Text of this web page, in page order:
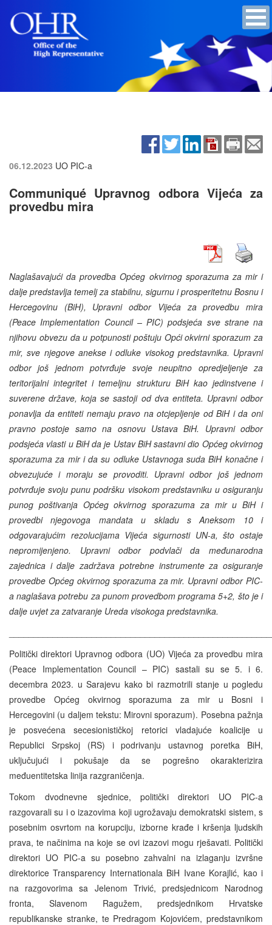
06.12.2023 UO PIC-a
Communiqué Upravnog odbora Vijeća za
provedbu mira
Naglašavajući da provedba Općeg okvirnog sporazuma za mir i
dalje predstavlja temelj za stabilnu, sigurnu i prosperitetnu Bosnu i
Hercegovinu (BiH), Upravni odbor Vijeća za provedbu mira
(Peace Implementation Council – PIC) podsjeća sve strane na
njihovu obvezu da u potpunosti poštuju Opći okvirni sporazum za
mir, sve njegove anekse i odluke visokog predstavnika. Upravni
odbor još jednom potvrđuje svoje neupitno opredjeljenje za
teritorijalni integritet i temeljnu strukturu BiH kao jedinstvene i
suverene države, koja se sastoji od dva entiteta. Upravni odbor
ponavlja da entiteti nemaju pravo na otcjepljenje od BiH i da oni
pravno postoje samo na osnovu Ustava BiH. Upravni odbor
podsjeća vlasti u BiH da je Ustav BiH sastavni dio Općeg okvirnog
sporazuma za mir i da su odluke Ustavnoga suda BiH konačne i
obvezujuće i moraju se provoditi. Upravni odbor još jednom
potvrđuje svoju punu podršku visokom predstavniku u osiguranju
punog poštivanja Općeg okvirnog sporazuma za mir u BiH i
provedbi njegovoga mandata u skladu s Aneksom 10 i
odgovarajućim rezolucijama Vijeća sigurnosti UN-a, što ostaje
nepromijenjeno. Upravni odbor podvlači da međunarodna
zajednica i dalje zadržava potrebne instrumente za osiguranje
provedbe Općeg okvirnog sporazuma za mir. Upravni odbor PIC-
a naglašava potrebu za punom provedbom programa 5+2, što je i
dalje uvjet za zatvaranje Ureda visokoga predstavnika.
Politički direktori Upravnog odbora (UO) Vijeća za provedbu mira
(Peace Implementation Council – PIC) sastali su se 5. i 6.
decembra 2023. u Sarajevu kako bi razmotrili stanje u pogledu
provedbe Općeg okvirnog sporazuma za mir u Bosni i
Hercegovini (u daljem tekstu: Mirovni sporazum). Posebna pažnja
je posvećena secesionističkoj retorici vladajuće koalicije u
Republici Srpskoj (RS) i podrivanju ustavnog poretka BiH,
uključujući i pokušaje da se pogrešno okarakterizira
međuentitetska linija razgraničenja.
Tokom dvodnevne sjednice, politički direktori UO PIC-a
razgovarali su i o izazovima koji ugrožavaju demokratski sistem, s
posebnim osvrtom na korupciju, izborne krađe i kršenja ljudskih
prava, te načinima na koje se ovi izazovi mogu rješavati. Politički
direktori UO PIC-a su posebno zahvalni na izlaganju izvršne
direktorice Transparency Internationala BiH Ivane Korajlić, kao i
na razgovorima sa Jelenom Trivić, predsjednicom Narodnog
fronta, Slavenom Ragužem, predsjednikom Hrvatske
republikanske stranke, te Predragom Kojovićem, predstavnikom